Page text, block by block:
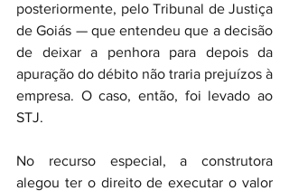
posteriormente, pelo Tribunal de Justiça
de Goiás — que entendeu que a decisão
de deixar a penhora para depois da
apuração do débito não traria prejuízos à
empresa. O caso, então, foi levado ao
STJ.
No recurso especial, a construtora
alegou ter o direito de executar o valor